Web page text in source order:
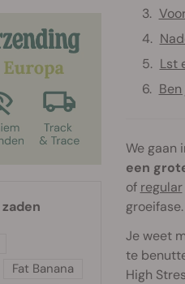
Lst
We gaan
een
of regular
groeifase.
Je weet
te
High
Fat Banana